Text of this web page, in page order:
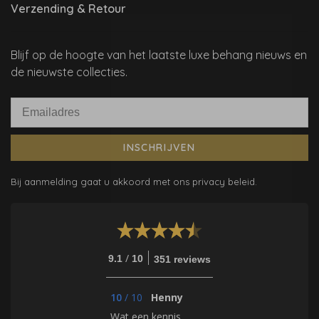
Verzending & Retour
Blijf op de hoogte van het laatste luxe behang nieuws en
de nieuwste collecties.
INSCHRIJVEN
Bij aanmelding gaat u akkoord met ons privacy beleid.
9.1 / 10 351 reviews
10 / 10
Henny
Wat een kennis